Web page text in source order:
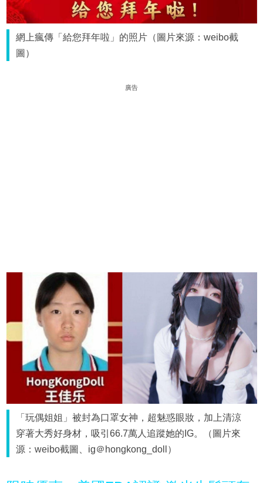
網上瘋傳「給您拜年啦」的照片（圖片來源：weibo截
圖）
廣告
「玩偶姐姐」被封為口罩女神，超魅惑眼妝，加上清涼
穿著大秀好身材，吸引66.7萬人追蹤她的IG。（圖片來
源：weibo截圖、ig＠hongkong_doll）